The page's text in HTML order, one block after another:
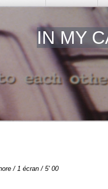
IN MY
/ 1 écran / 5' 00